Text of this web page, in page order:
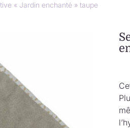
« Jardin enchanté » taupe